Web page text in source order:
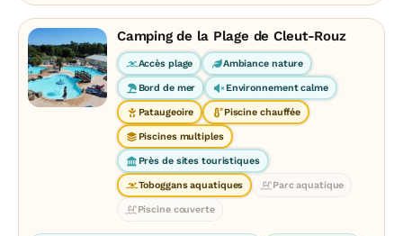
Camping de la Plage de Cleut-Rouz
Accès plage Ambiance nature
Bord de mer Environnement calme
Pataugeoire Piscine chauffée
Piscines multiples
Près de sites touristiques
Toboggans aquatiques Parc aquatique
Piscine couverte